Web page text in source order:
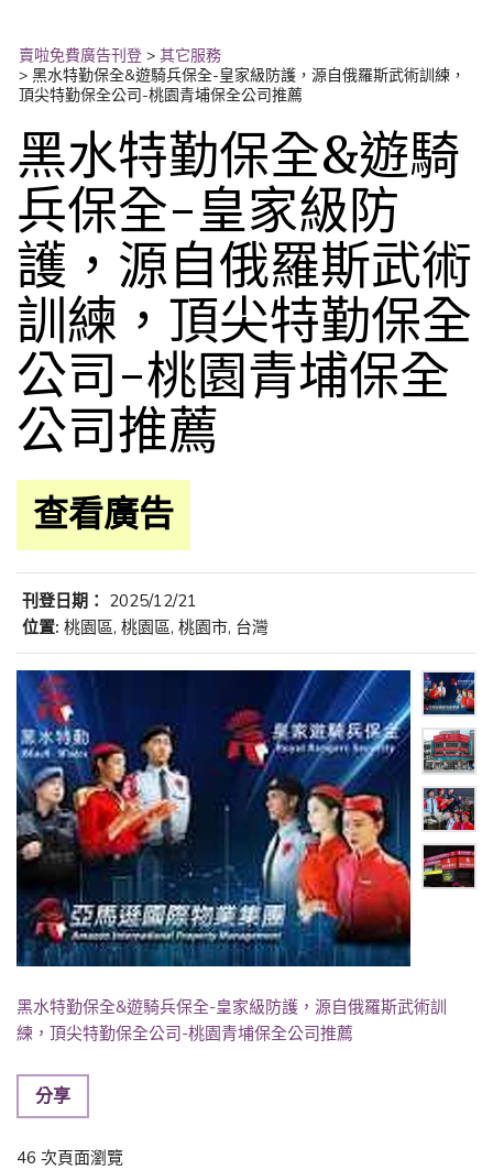
賣啦免費廣告刊登 > 其它服務
> 黑水特勤保全&遊騎兵保全-皇家級防護，源自俄羅斯武術訓練，
頂尖特勤保全公司-桃園青埔保全公司推薦
黑水特勤保全&遊騎
兵保全-皇家級防
護，源自俄羅斯武術
訓練，頂尖特勤保全
公司-桃園青埔保全
公司推薦
查看廣告
刊登日期： 2025/12/21
位置: 桃園區, 桃園區, 桃園市, 台灣
黑水特勤保全&遊騎兵保全-皇家級防護，源自俄羅斯武術訓
練，頂尖特勤保全公司-桃園青埔保全公司推薦
分享
46 次頁面瀏覽